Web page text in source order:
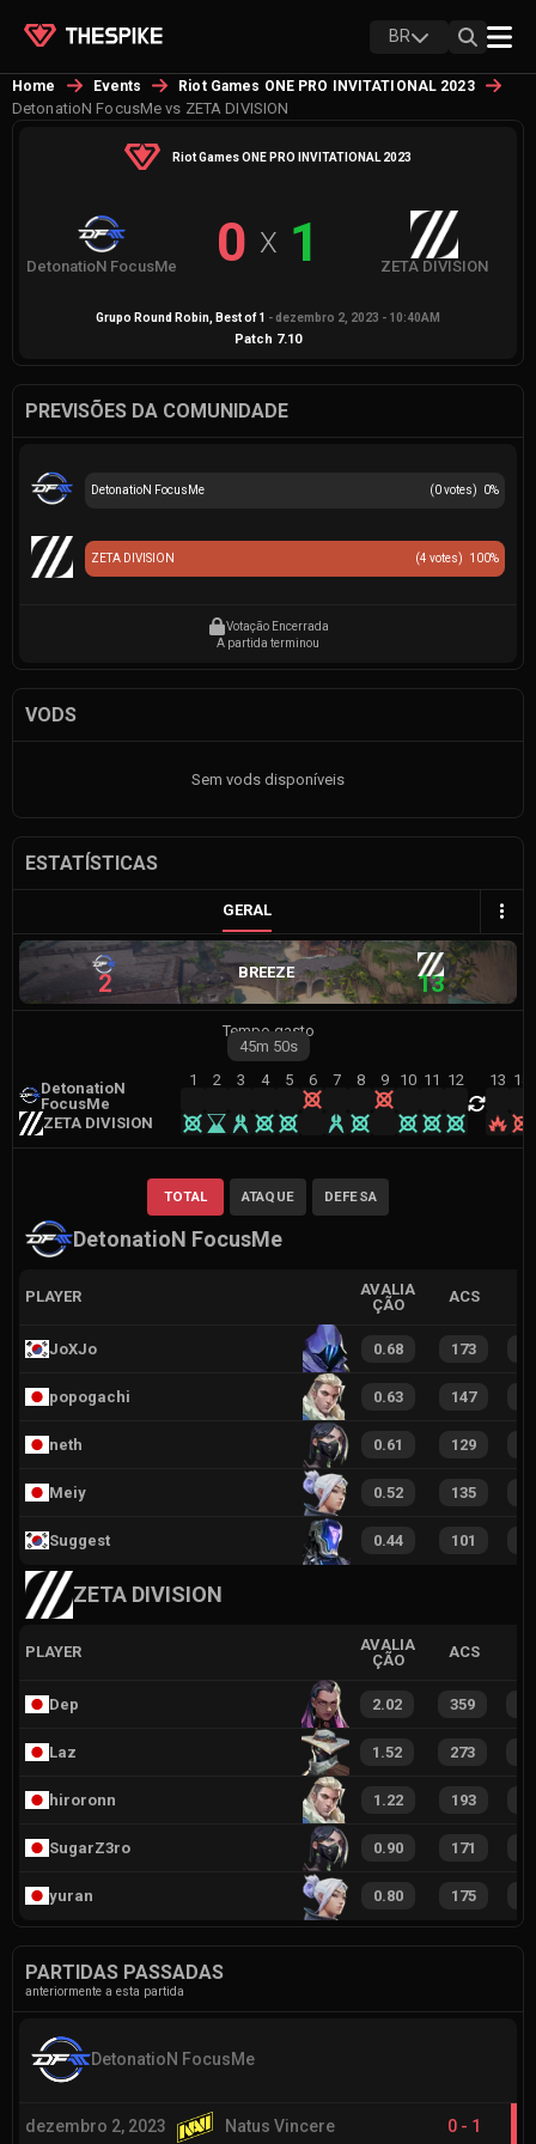
BR
Home Events Riot Games ONE PRO INVITATIONAL 2023
DetonatioN FocusMe vs ZETA DIVISION
Riot Games ONE PRO INVITATIONAL 2023
DetonatioN FocusMe 0 X 1 ZETA DIVISION
Grupo Round Robin , Best of1 - dezembro 2, 2023 - 10:40AM
Patch 7.10
PREVISÕES DA COMUNIDADE
(0votes) 0%
DetonatioN FocusMe
(4 votes) 100%
ZETA DIVISION
Votação Encerrada
A partida terminou
VODS
Sem vods disponíveis
ESTATÍSTICAS
GERAL
2 BREEZE 13
Tempo gasto
45m 50s
DetonatioN
FocusMe
ZETA DIVISION
1 2 3 4 5 6 7 8 9 10 11 12 13 14
DetonatioN FocusMe
TOTAL ATAQUE DEFESA
PLAYER
AVALIA
ÇÃO
ACS
JoXJo 0.68 173
popogachi 0.63 147
neth 0.61 129
Meiy 0.52 135
Suggest 0.44 101
ZETA DIVISION
PLAYER
AVALIA
ÇÃO
ACS
Dep 2.02 359
Laz 1.52 273
hiroronn 1.22 193
SugarZ3ro 0.90 171
yuran 0.80 175
PARTIDAS PASSADAS
anteriormente a esta partida
DetonatioN FocusMe
dezembro 2, 2023 Natus Vincere 0 - 1